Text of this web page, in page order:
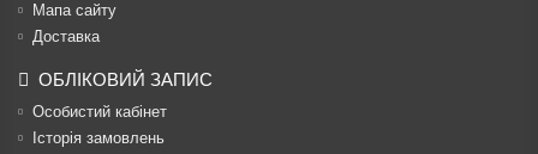
Мапа сайту
Доставка
ОБЛІКОВИЙ ЗАПИС
Особистий кабінет
Історія замовлень